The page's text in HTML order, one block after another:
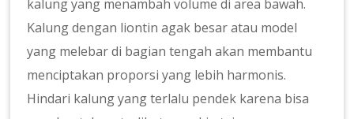
kalung yang menambah volume di area bawah.
Kalung dengan liontin agak besar atau model
yang melebar di bagian tengah akan membantu
menciptakan proporsi yang lebih harmonis.
Hindari kalung yang terlalu pendek karena bisa